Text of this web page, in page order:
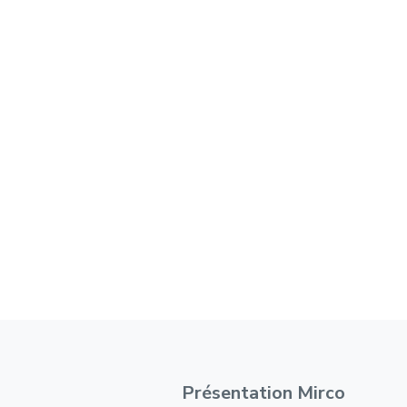
Présentation Mirco